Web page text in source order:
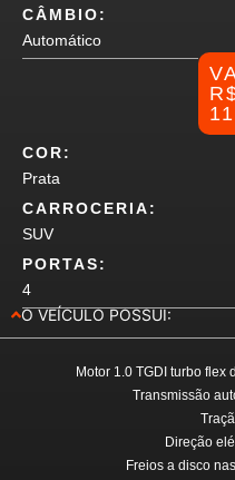
CÂMBIO:
Automático
COR:
Prata
CARROCERIA:
SUV
PORTAS:
4
O VEÍCULO POSSUI:
Motor 1.0 TGDI turbo flex
Transmissão
Direção
Freios a disco